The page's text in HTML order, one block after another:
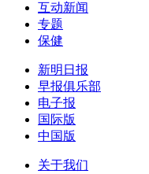
互动新闻
专题
保健
新明日报
早报俱乐部
电子报
国际版
中国版
关于我们